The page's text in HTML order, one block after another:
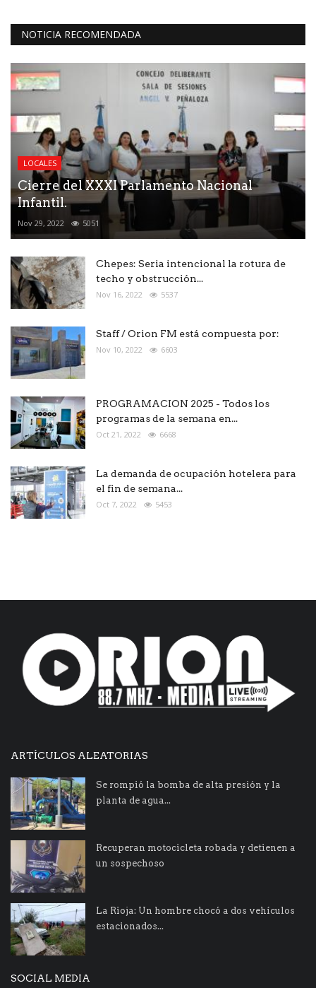
NOTICIA RECOMENDADA
LOCALES
Cierre del XXXI Parlamento Nacional
Infantil.
Nov 29, 2022 5051
Chepes: Seria intencional la rotura de
techo y obstrucción...
Nov 16, 2022 5537
Staff / Orion FM está compuesta por:
Nov 10, 2022 6603
PROGRAMACION 2025 - Todos los
programas de la semana en...
Oct 21, 2022 6668
La demanda de ocupación hotelera para
el fin de semana...
Oct 7, 2022 5453
ARTÍCULOS ALEATORIAS
Se rompió la bomba de alta presión y la
planta de agua...
Recuperan motocicleta robada y detienen a
un sospechoso
La Rioja: Un hombre chocó a dos vehículos
estacionados...
SOCIAL MEDIA